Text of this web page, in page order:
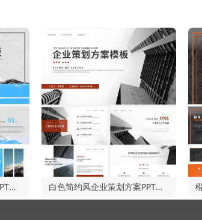
蓝色风景简约风策划方案PPT模板 白色简约风企业策划方案PPT模板